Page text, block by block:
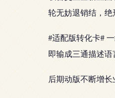
轮无妨退销结，
#适配版转化卡#
即输成三通描述
后期动版不断增